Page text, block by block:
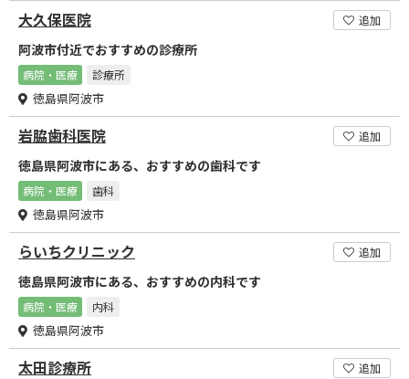
大久保医院 追加
阿波市付近でおすすめの診療所
病院・医療 診療所
徳島県阿波市
岩脇歯科医院 追加
徳島県阿波市にある、おすすめの歯科です
病院・医療 歯科
徳島県阿波市
らいちクリニック 追加
徳島県阿波市にある、おすすめの内科です
病院・医療 内科
徳島県阿波市
太田診療所 追加